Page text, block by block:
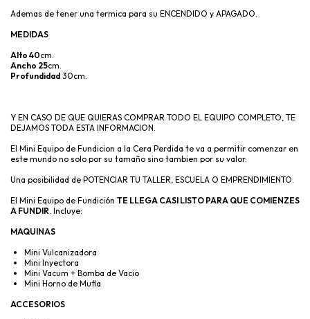
Ademas de tener una termica para su ENCENDIDO y APAGADO.
MEDIDAS
Alto 40cm.
Ancho 25cm.
Profundidad 30cm.
Y EN CASO DE QUE QUIERAS COMPRAR TODO EL EQUIPO COMPLETO, TE
DEJAMOS TODA ESTA INFORMACION.
El Mini Equipo de Fundicion a la Cera Perdida te va a permitir comenzar en
este mundo no solo por su tamaño sino tambien por su valor.
Una posibilidad de POTENCIAR TU TALLER, ESCUELA O EMPRENDIMIENTO.
El Mini Equipo de Fundición TE LLEGA CASI LISTO PARA QUE COMIENZES
A FUNDIR. Incluye:
MAQUINAS
Mini Vulcanizadora
Mini Inyectora
Mini Vacum + Bomba de Vacio
Mini Horno de Mufla
ACCESORIOS